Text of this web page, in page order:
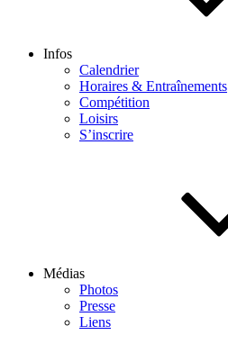
Infos
Calendrier
Horaires & Entraînements
Compétition
Loisirs
S’inscrire
Médias
Photos
Presse
Liens